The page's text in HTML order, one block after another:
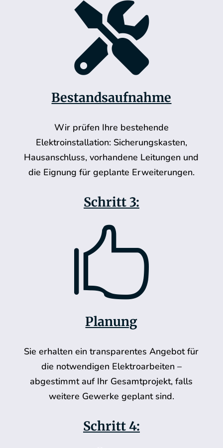

Bestandsaufnahme
Wir prüfen Ihre bestehende
Elektroinstallation: Sicherungskasten,
Hausanschluss, vorhandene Leitungen und
die Eignung für geplante Erweiterungen.
Schritt 3:

Planung
Sie erhalten ein transparentes Angebot für
die notwendigen Elektroarbeiten –
abgestimmt auf Ihr Gesamtprojekt, falls
weitere Gewerke geplant sind.
Schritt 4: